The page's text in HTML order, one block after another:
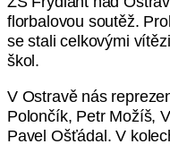
florbalovou soutěž.
se stali celkovými
škol.
V Ostravě nás
Polončík, Petr Možíš,
Pavel Ošťádal. V